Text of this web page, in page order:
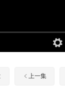
上一集